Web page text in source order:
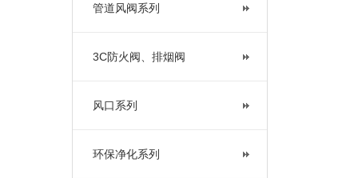
管道风阀系列
3C防火阀、排烟阀
风口系列
环保净化系列